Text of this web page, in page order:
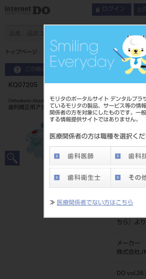
モリタのポータルサイト デンタルプラ
ているモリタの製品、サービス等の情
関係者の方を対象にしたものです。一
する情報提供サイトではありません。
医療関係者の方は職種を選択くだ
≫ 医療関係者でない方はこちら
ログイン お
トップページ KQ07205 FLIクリア018ロス 3－3
この商品に関するお問い合わせ
KQ07205 FLIクリア018ロス 3－3 フック
Orthodontic Attachment
歯列矯正用アタッチメント
JAN/EAN
標準価格
覧ください
ネット会
ちら
』よ
メーカー
株式会社
DO vol.26